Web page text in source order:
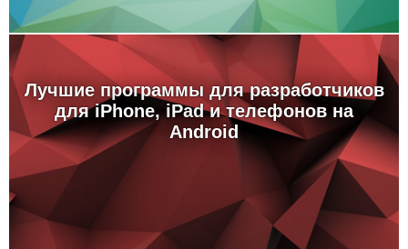
Лучшие программы для разработчиков
для iPhone, iPad и телефонов на
Android